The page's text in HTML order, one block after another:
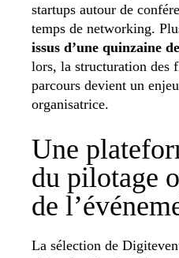
startups autour de
temps de networking.
issus d’une quinzaine
lors, la structuration des
parcours devient un
organisatrice.
Une
du pilotage
de
La sélection de